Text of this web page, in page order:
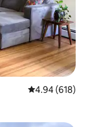
평점 4.94점(5
4.94 (618)